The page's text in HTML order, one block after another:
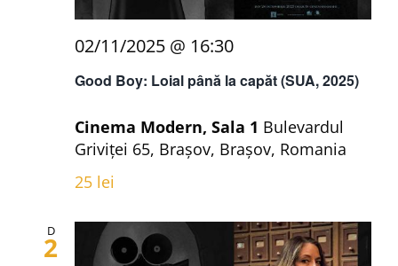
Good Boy: Loial până la capăt (SUA, 2025)
02/11/2025 @ 16:30
Cinema Modern, Sala 1 Bulevardul
Griviței 65, Brașov, Brașov, Romania
25 lei
D
2